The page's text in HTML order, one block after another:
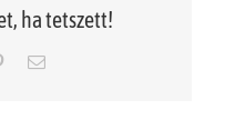
ha tetszett!
PinterestEmail